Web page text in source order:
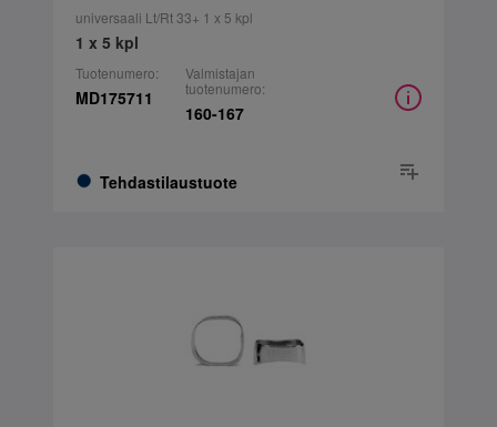
universaali Lt/Rt 33+ 1 x 5 kpl
1 x 5 kpl
Tuotenumero:
MD175711
Tehdastilaustuote
Valmistajan
tuotenumero:
160-167